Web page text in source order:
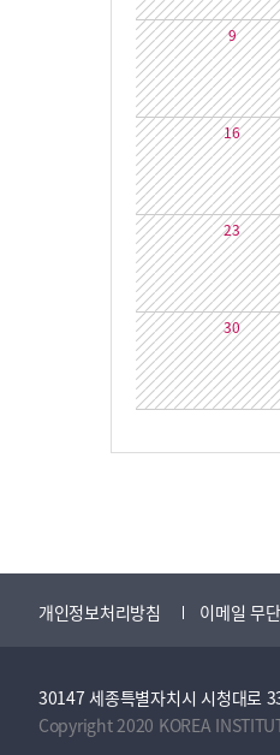
9
16
23
30
개인정보처리방침 이메일 무
30147 세종특별자치시 시청대로
Copyright 2020 KOREA